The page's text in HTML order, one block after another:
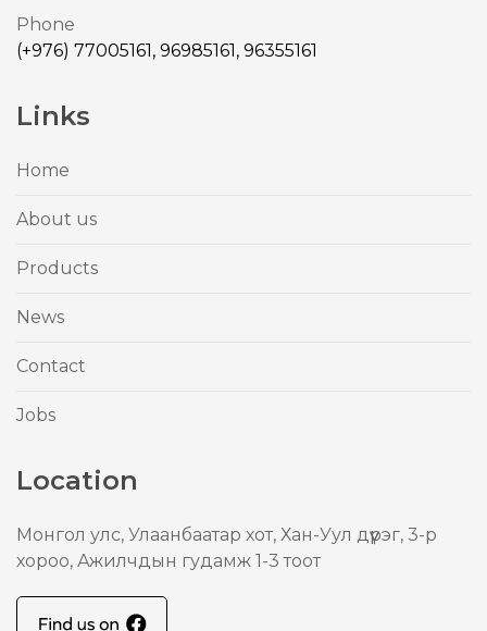
Phone
(+976) 77005161, 96985161, 96355161
Links
Home
About us
Products
News
Contact
Jobs
Location
Mонгол улс, Улаанбаатар хот, Хан-Уул дүүрэг, 3-р
хороо, Ажилчдын гудамж 1-3 тоот